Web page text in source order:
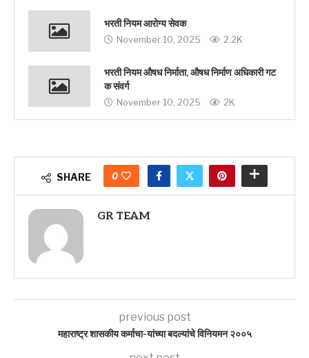
भरती नियम आरोग्य सेवक
November 10, 2025 2.2K
भरती नियम औषध निर्माता, औषध निर्माण अधिकारी गट
क संवर्ग
November 10, 2025 2K
SHARE 0
GR TEAM
previous post
महाराष्ट्र शासकीय कर्माचा-यांच्या बदल्यांचे विनियमन २००५